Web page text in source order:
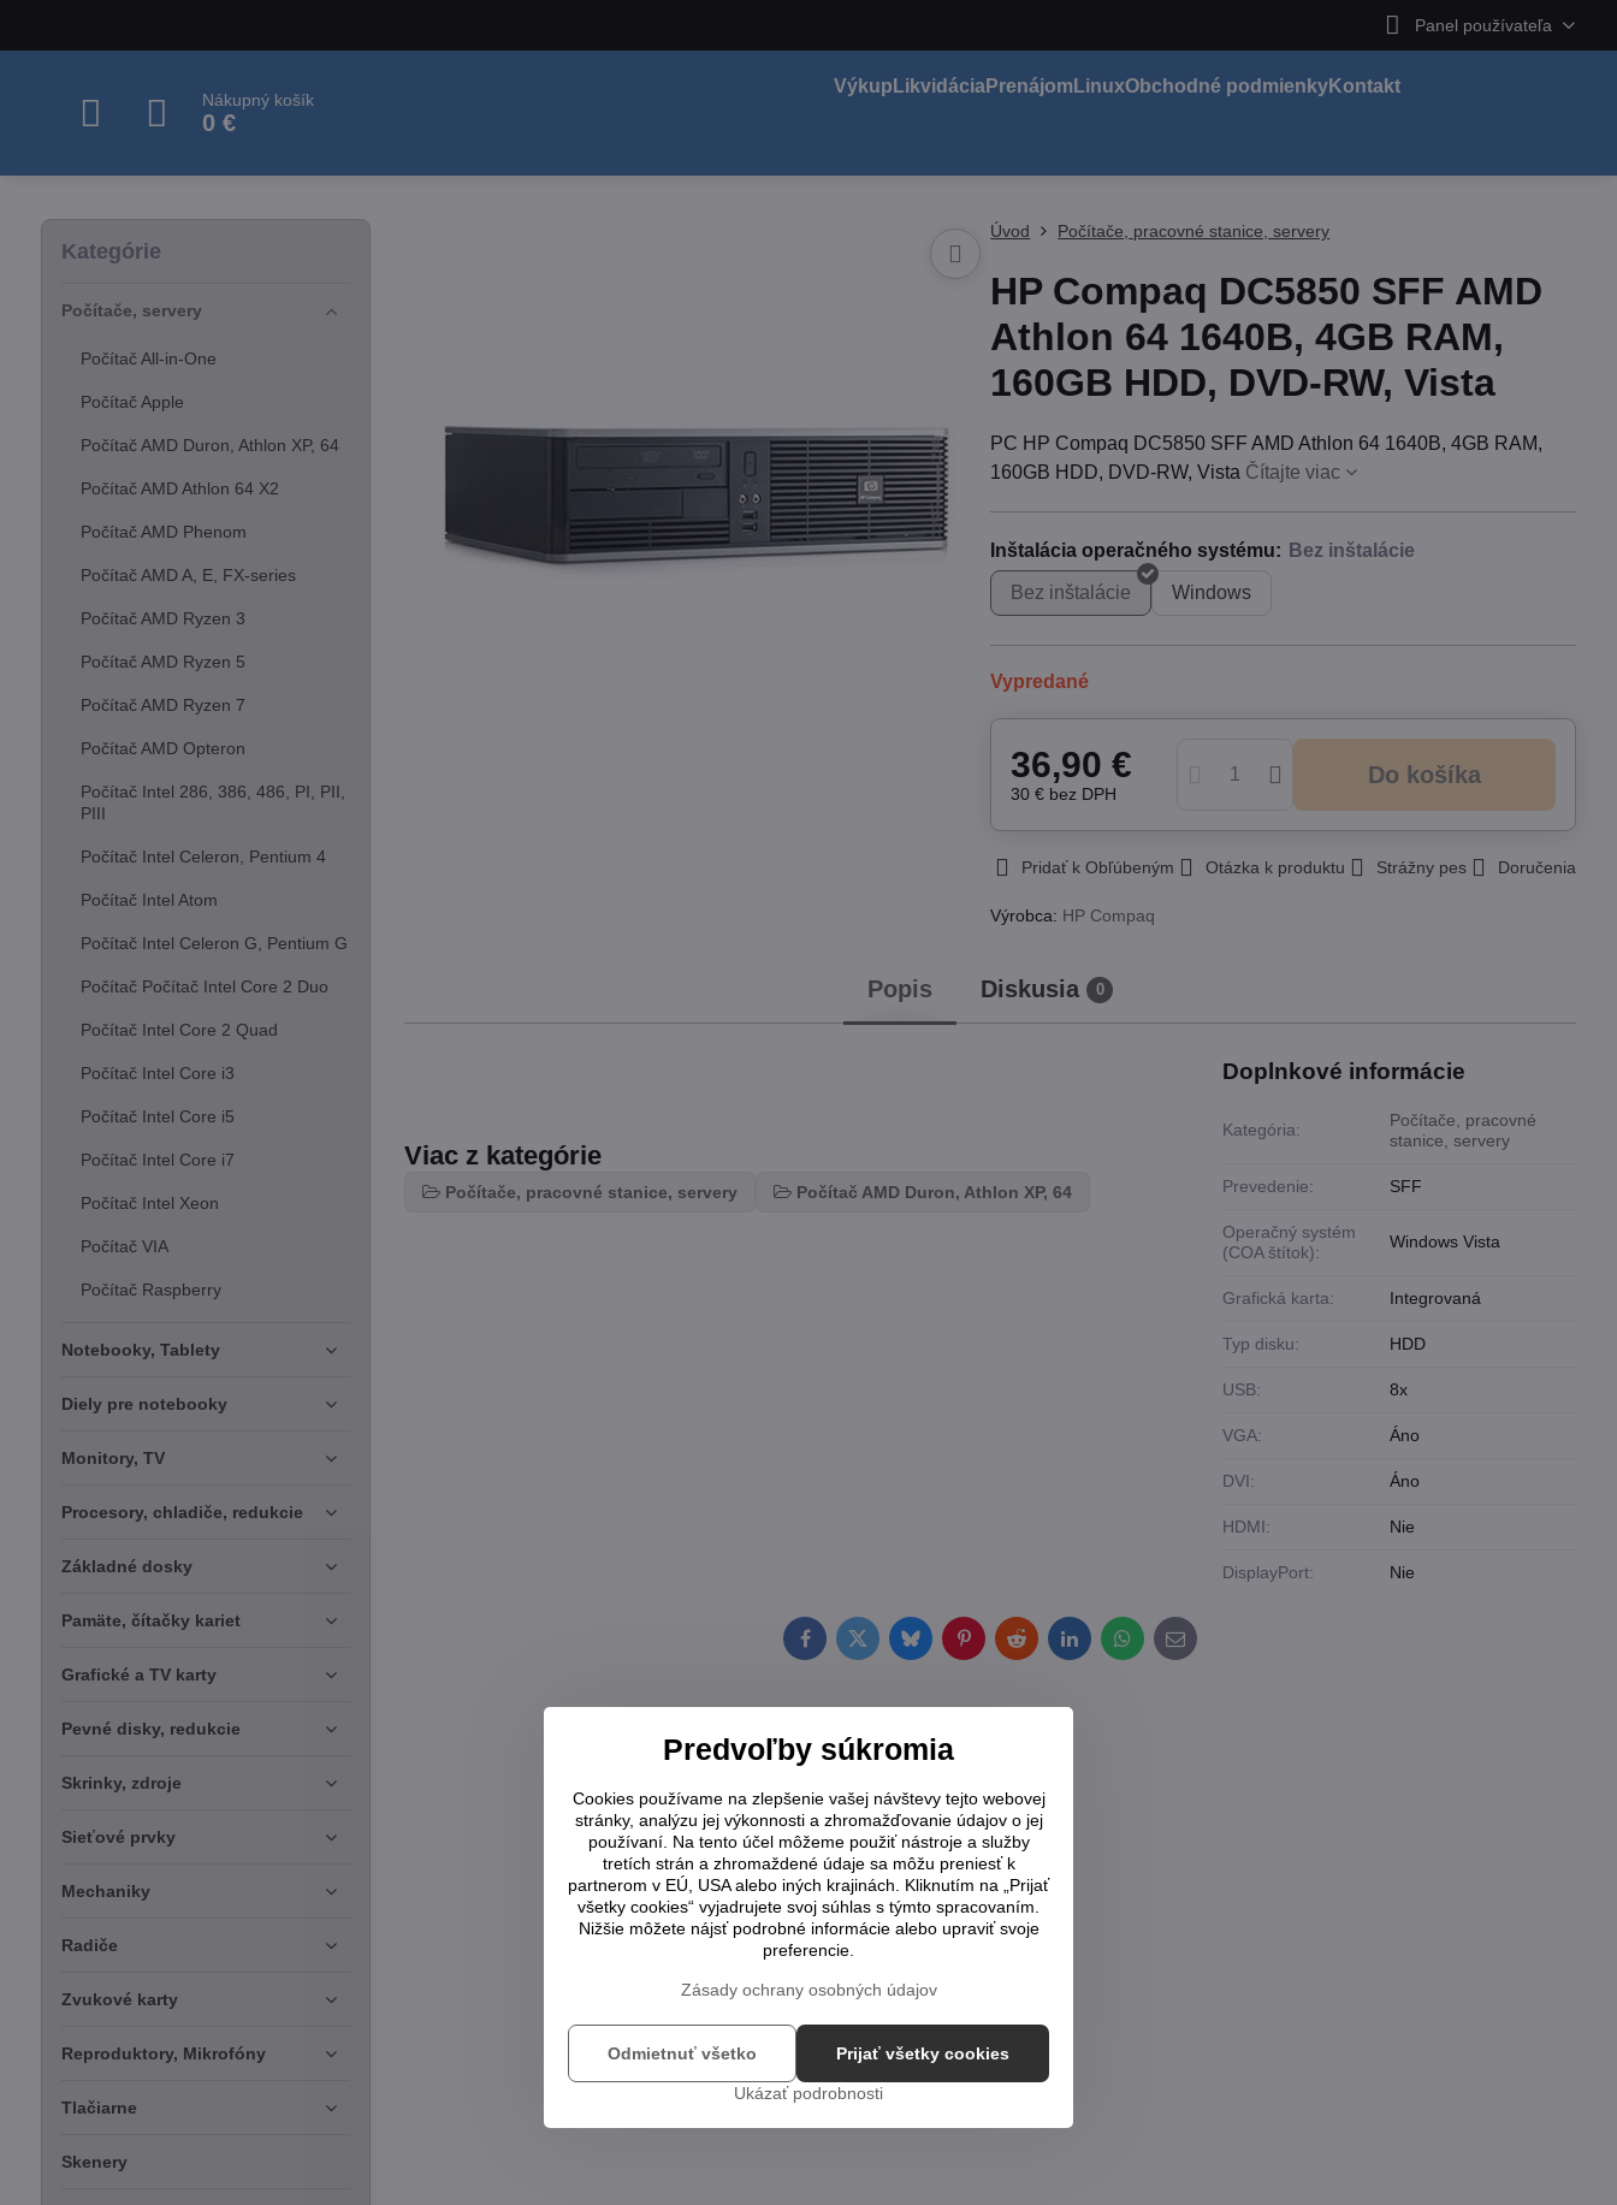
Panel používateľa
Nákupný košík
0 €
Výkup LikvidáciaPrenájom LinuxObchodné podmienkyKontakt
Úvod Počítače, pracovné stanice, servery
HP Compaq DC5850 SFF AMD
Athlon 64 1640B, 4GB RAM,
160GB HDD, DVD-RW, Vista
PC HP Compaq DC5850 SFF AMD Athlon 64 1640B, 4GB RAM,
160GB HDD, DVD-RW, Vista Čítajte viac
Inštalácia operačného systému:
Bez inštalácie Windows
Vypredané
36,90 €
30 € bez DPH
Do košíka
Pridať k Obľúbeným Otázka k produktu Strážny pes Doručenia
Výrobca: HP Compaq
Popis Diskusia 0
Viac z kategórie
Počítače, pracovné stanice, servery Počítač AMD Duron, Athlon XP, 64
Doplnkové informácie
Kategória:
Počítače, pracovné
stanice, servery
Prevedenie: SFF
Operačný systém
(COA štítok):
Windows Vista
Grafická karta: Integrovaná
Typ disku: HDD
USB: 8x
VGA: Áno
DVI: Áno
HDMI: Nie
DisplayPort: Nie
FacebookTwitterBlueskyPinterestRedditLinkedInWhatsApp
E-
mail
Kategórie
Počítače, servery
Počítač All-in-One
Počítač Apple
Počítač AMD Duron, Athlon XP, 64
Počítač AMD Athlon 64 X2
Počítač AMD Phenom
Počítač AMD A, E, FX-series
Počítač AMD Ryzen 3
Počítač AMD Ryzen 5
Počítač AMD Ryzen 7
Počítač AMD Opteron
Počítač Intel 286, 386, 486, PI, PII,
PIII
Počítač Intel Celeron, Pentium 4
Počítač Intel Atom
Počítač Intel Celeron G, Pentium G
Počítač Počítač Intel Core 2 Duo
Počítač Intel Core 2 Quad
Počítač Intel Core i3
Počítač Intel Core i5
Počítač Intel Core i7
Počítač Intel Xeon
Počítač VIA
Počítač Raspberry
Notebooky, Tablety
Diely pre notebooky
Monitory, TV
Procesory, chladiče, redukcie
Základné dosky
Pamäte, čítačky kariet
Grafické a TV karty
Pevné disky, redukcie
Skrinky, zdroje
Sieťové prvky
Mechaniky
Radiče
Zvukové karty
Reproduktory, Mikrofóny
Tlačiarne
Skenery
Predvoľby súkromia
Cookies používame na zlepšenie vašej návštevy tejto webovej
stránky, analýzu jej výkonnosti a zhromažďovanie údajov o jej
používaní. Na tento účel môžeme použiť nástroje a služby
tretích strán a zhromaždené údaje sa môžu preniesť k
partnerom v EÚ, USA alebo iných krajinách. Kliknutím na „Prijať
všetky cookies“ vyjadrujete svoj súhlas s týmto spracovaním.
Nižšie môžete nájsť podrobné informácie alebo upraviť svoje
preferencie.
Zásady ochrany osobných údajov
Ukázať podrobnosti
Prijať všetky cookies
Odmietnuť všetko